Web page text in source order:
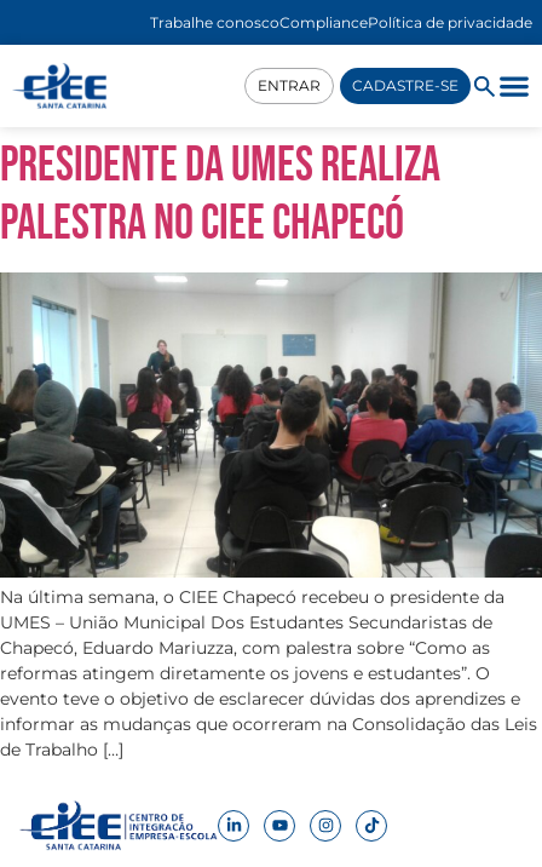
Trabalhe conoscoCompliancePolítica de privacidade
ENTRAR CADASTRE-SE
Presidente da UMES realiza
palestra no CIEE Chapecó
Na última semana, o CIEE Chapecó recebeu o presidente da
UMES – União Municipal Dos Estudantes Secundaristas de
Chapecó, Eduardo Mariuzza, com palestra sobre “Como as
reformas atingem diretamente os jovens e estudantes”. O
evento teve o objetivo de esclarecer dúvidas dos aprendizes e
informar as mudanças que ocorreram na Consolidação das Leis
de Trabalho […]